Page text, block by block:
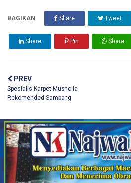
BAGIKAN Share Tweet
Share Pin Share
PREV
Spesialis Karpet Musholla
Rekomended Sampang